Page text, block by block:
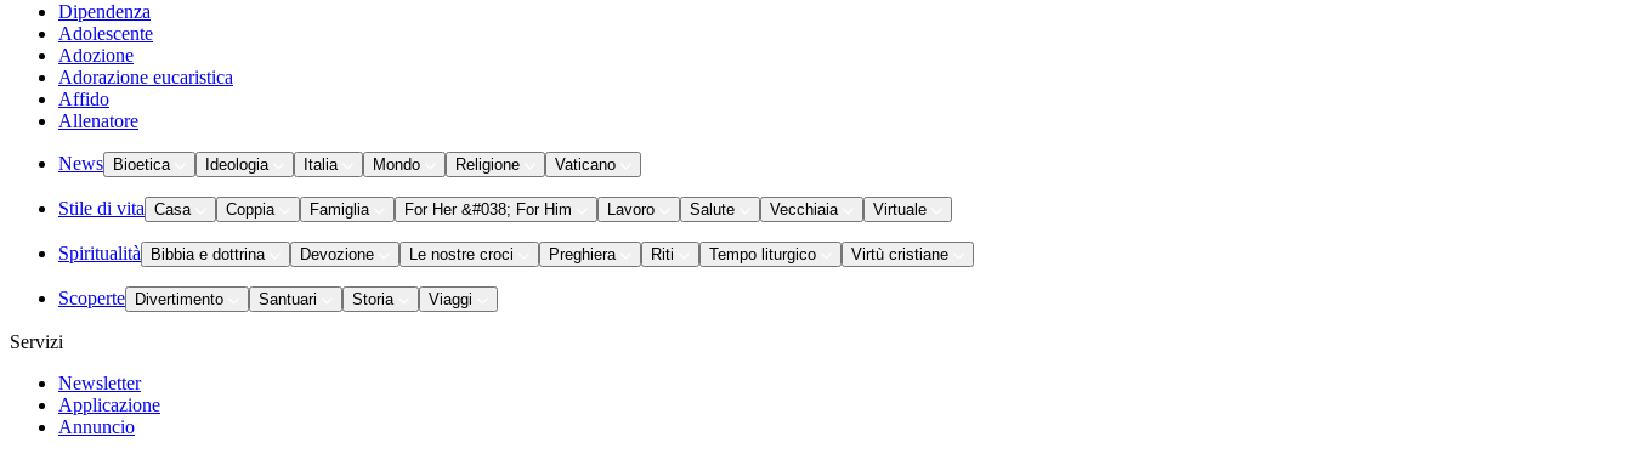
Dipendenza
Adolescente
Adozione
Adorazione eucaristica
Affido
Allenatore
News Bioetica Ideologia Italia Mondo Religione Vaticano
Stile di vita Casa Coppia Famiglia For Her &#038; For Him Lavoro Salute Vecchiaia Virtuale
Spiritualità Bibbia e dottrina Devozione Le nostre croci Preghiera Riti Tempo liturgico Virtù cristiane
Scoperte Divertimento Santuari Storia Viaggi
Servizi
Newsletter
Applicazione
Annuncio